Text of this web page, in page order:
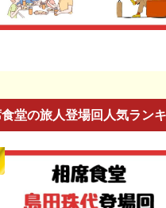
堂の旅人登場回人気ラン